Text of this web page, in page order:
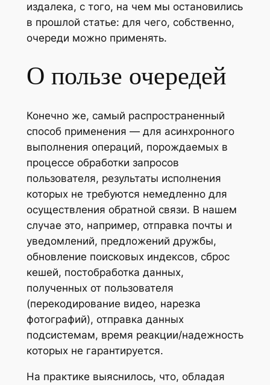
издалека, с того, на чем мы остановились
в прошлой статье: для чего, собственно,
очереди можно применять.
О пользе очередей
Конечно же, самый распространенный
способ применения — для асинхронного
выполнения операций, порождаемых в
процессе обработки запросов
пользователя, результаты исполнения
которых не требуются немедленно для
осуществления обратной связи. В нашем
случае это, например, отправка почты и
уведомлений, предложений дружбы,
обновление поисковых индексов, сброс
кешей, постобработка данных,
полученных от пользователя
(перекодирование видео, нарезка
фотографий), отправка данных
подсистемам, время реакции/надежность
которых не гарантируется.
На практике выяснилось, что, обладая